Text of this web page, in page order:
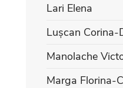
Lari Elena
Lușcan Corina-
Manolache
Marga Florina-